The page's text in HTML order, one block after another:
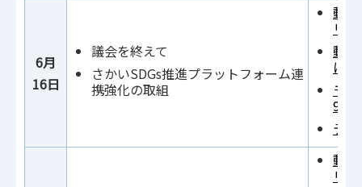
6月
16日
議会を終えて
さかいSDGs推進プラットフォーム連
携強化の取組
動
リ
動
に
モ
テ
動
リ